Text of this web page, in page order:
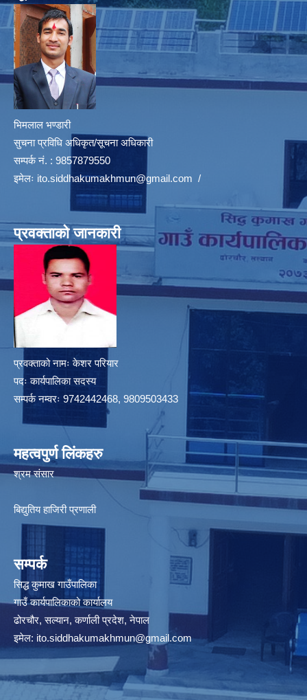
भिमलाल भण्डारी
सुचना प्रविधि अधिकृत/सूचना अधिकारी
सम्पर्क नं. : 9857879550
इमेलः ito.siddhakumakhmun@gmail.com /
प्रवक्ताको जानकारी
प्रवक्ताको नामः केशर परियार
पदः कार्यपालिका सदस्य
सम्पर्क नम्वरः 9742442468, 9809503433
महत्वपुर्ण लिंकहरु
श्रम संसार
बिद्युतिय हाजिरी प्रणाली
सम्पर्क
सिद्ध कुमाख गाउँपालिका
गाउँ कार्यपालिकाको कार्यालय
ढोरचौर, सल्यान, कर्णाली प्रदेश, नेपाल
इमेल: ito.siddhakumakhmun@gmail.com